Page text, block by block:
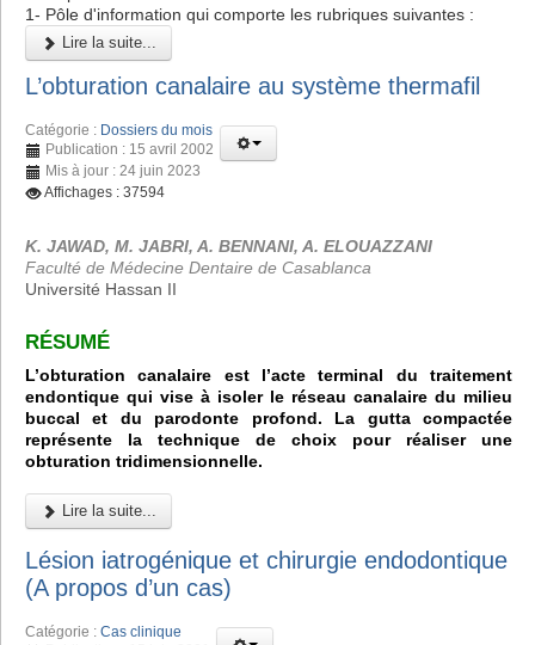
1- Pôle d'information qui comporte les rubriques suivantes :
Lire la suite...
L’obturation canalaire au système thermafil
Catégorie : Dossiers du mois
Publication : 15 avril 2002
Mis à jour : 24 juin 2023
Affichages : 37594
K. JAWAD, M. JABRI, A. BENNANI, A. ELOUAZZANI
Faculté de Médecine Dentaire de Casablanca
Université Hassan II
RÉSUMÉ
L’obturation canalaire est l’acte terminal du traitement
endontique qui vise à isoler le réseau canalaire du milieu
buccal et du parodonte profond. La gutta compactée
représente la technique de choix pour réaliser une
obturation tridimensionnelle.
Lire la suite...
Lésion iatrogénique et chirurgie endodontique
(A propos d’un cas)
Catégorie : Cas clinique